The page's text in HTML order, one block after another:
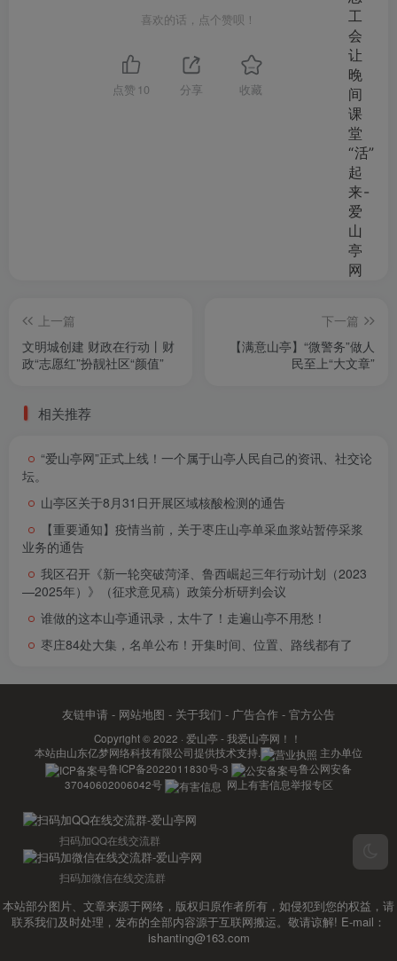
喜欢的话，点个赞呗！
点赞 10 分享 收藏
上一篇
文明城创建 财政在行动丨财
政“志愿红”扮靓社区“颜值”
下一篇
【满意山亭】“微警务”做人
民至上“大文章”
相关推荐
“爱山亭网”正式上线！一个属于山亭人民自己的资讯、社交论
坛。
山亭区关于8月31日开展区域核酸检测的通告
【重要通知】疫情当前，关于枣庄山亭单采血浆站暂停采浆
业务的通告
我区召开《新一轮突破菏泽、鲁西崛起三年行动计划（2023
—2025年）》（征求意见稿）政策分析研判会议
谁做的这本山亭通讯录，太牛了！走遍山亭不用愁！
枣庄84处大集，名单公布！开集时间、位置、路线都有了
友链申请 - 网站地图 - 关于我们 - 广告合作 - 官方公告
Copyright © 2022 · 爱山亭 - 我爱山亭网！！
本站由山东亿梦网络科技有限公司提供技术支持.
主办单位
鲁ICP备2022011830号-3
鲁公网安备
37040602006042号
网上有害信息举报专区
扫码加QQ在线交流群
扫码加微信在线交流群
本站部分图片、文章来源于网络，版权归原作者所有，如侵犯到您的权益，请
联系我们及时处理，发布的全部内容源于互联网搬运。敬请谅解! E-mail：
ishanting@163.com